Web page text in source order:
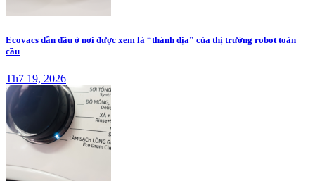
Ecovacs dẫn đầu ở nơi được xem là “thánh địa” của thị trường robot toàn
cầu
Th7 19, 2026